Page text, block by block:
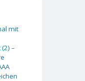
mit
–